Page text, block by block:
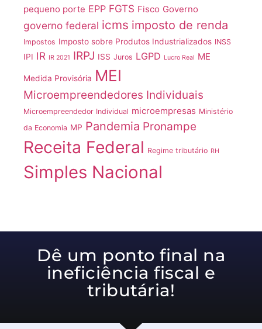
pequeno porte EPP FGTS Fisco Governo
governo federal icms imposto de renda
Impostos Imposto sobre Produtos Industrializados INSS
IPI IR IR 2021 IRPJ ISS Juros LGPD Lucro Real ME
Medida Provisória MEI
Microempreendedores Individuais
Microempreendedor Individual microempresas Ministério
da Economia MP Pandemia Pronampe
Receita Federal Regime tributário RH
Simples Nacional
Dê um ponto final na
ineficiência fiscal e
tributária!